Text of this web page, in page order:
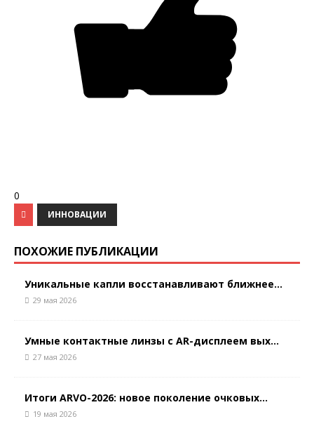
0
ИННОВАЦИИ
ПОХОЖИЕ ПУБЛИКАЦИИ
Уникальные капли восстанавливают ближнее...
29 мая 2026
Умные контактные линзы с AR-дисплеем вых...
27 мая 2026
Итоги ARVO-2026: новое поколение очковых...
19 мая 2026